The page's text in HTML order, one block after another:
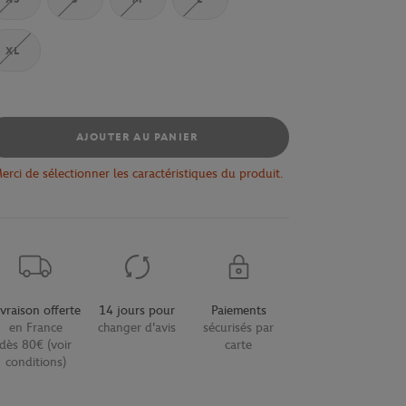
XL
AJOUTER AU PANIER
de sélectionner les caractéristiques du produit.
offerte
en France
dès 80€ (voir
conditions)
14 jours pour
changer d'avis
Paiements
sécurisés par
carte